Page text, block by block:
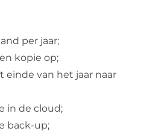
per jaar;
kopie op;
einde van het jaar naar
in de cloud;
back-up;